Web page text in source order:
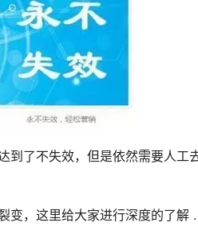
到了不失效，但是依然需要人工
变，这里给大家进行深度的了解 .